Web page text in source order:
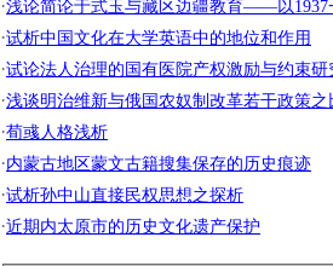
·浅论简论于式玉与藏区边疆教育——以1937
·试析中国文化在大学英语中的地位和作用
·试论法人治理的国有医院产权激励与约束研
·浅谈明治维新与俄国农奴制改革若干政策之
·荀彧人格浅析
·内蒙古地区蒙文古籍搜集保存的历史痕迹
·试析孙中山直接民权思想之探析
·近期内太原市的历史文化遗产保护